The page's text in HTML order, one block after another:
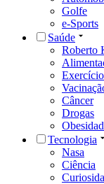
Golfe
e-Sports
Saúde
Roberto
Câncer
Drogas
Tecnologia
Nasa
Ciência